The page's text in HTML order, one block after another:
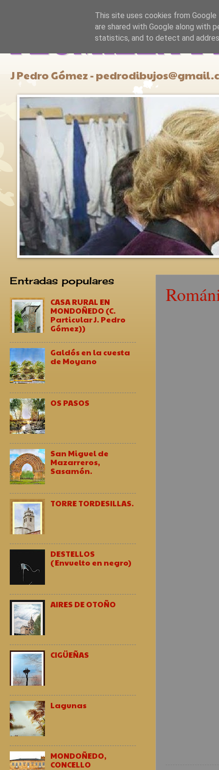
PLUMILLA Y
J Pedro Gómez -
Entradas populares
CASA RURAL EN
MONDOÑEDO (C.
Particular J. Pedro
Gómez))
Galdós en la cuesta
de Moyano
OS PASOS
San Miguel de
Mazarreros,
Sasamón.
TORRE TORDESILLAS.
DESTELLOS
(Envuelto en negro)
AIRES DE OTOÑO
CIGÜEÑAS
Lagunas
MONDOÑEDO,
CONCELLO
This site uses cookies from
are shared with Google along with
statistics, and to detect and